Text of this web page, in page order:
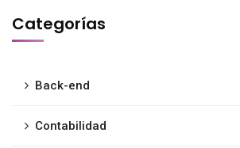
Categorías
Back-end
Contabilidad